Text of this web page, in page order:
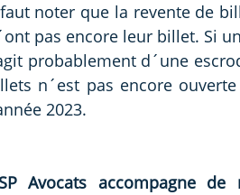
noter que la revente de
pas encore leur billet. Si
probablement d´une
n´est pas encore
2023.
Avocats accompagne